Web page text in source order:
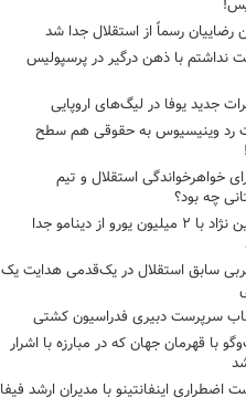
رضاییان رسماً از استقلال جدا شد
نداشتم با ذهن درگیر در پرسپولیس
جدید یوفا در لیگ‌های اروپایی
رد وینیسیوس به حقوقی هم سطح
خواهرخواندگی استقلال و تیم
چه بود؟
حسین نژاد با ۲ میلیون یورو از دینامو جدا
سابق استقلال در یک‌قدمی هدایت یک
سرپرست دبیری فدراسیون کشتی
با قهرمان جهان که در مبارزه با اشرار
اضطراری اینفانتینو با مدیران ارشد فیفا